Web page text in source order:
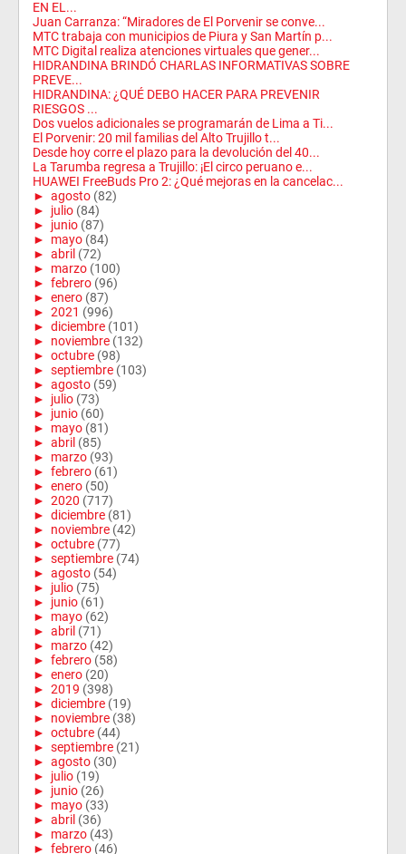
EN EL...
Juan Carranza: “Miradores de El Porvenir se conve...
MTC trabaja con municipios de Piura y San Martín p...
MTC Digital realiza atenciones virtuales que gener...
HIDRANDINA BRINDÓ CHARLAS INFORMATIVAS SOBRE
PREVE...
HIDRANDINA: ¿QUÉ DEBO HACER PARA PREVENIR
RIESGOS ...
Dos vuelos adicionales se programarán de Lima a Ti...
El Porvenir: 20 mil familias del Alto Trujillo t...
Desde hoy corre el plazo para la devolución del 40...
La Tarumba regresa a Trujillo: ¡El circo peruano e...
HUAWEI FreeBuds Pro 2: ¿Qué mejoras en la cancelac...
► agosto (82)
► julio (84)
► junio (87)
► mayo (84)
► abril (72)
► marzo (100)
► febrero (96)
► enero (87)
► 2021 (996)
► diciembre (101)
► noviembre (132)
► octubre (98)
► septiembre (103)
► agosto (59)
► julio (73)
► junio (60)
► mayo (81)
► abril (85)
► marzo (93)
► febrero (61)
► enero (50)
► 2020 (717)
► diciembre (81)
► noviembre (42)
► octubre (77)
► septiembre (74)
► agosto (54)
► julio (75)
► junio (61)
► mayo (62)
► abril (71)
► marzo (42)
► febrero (58)
► enero (20)
► 2019 (398)
► diciembre (19)
► noviembre (38)
► octubre (44)
► septiembre (21)
► agosto (30)
► julio (19)
► junio (26)
► mayo (33)
► abril (36)
► marzo (43)
► febrero (46)